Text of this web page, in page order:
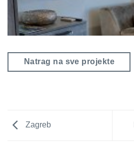
Natrag na sve projekte
Zagreb